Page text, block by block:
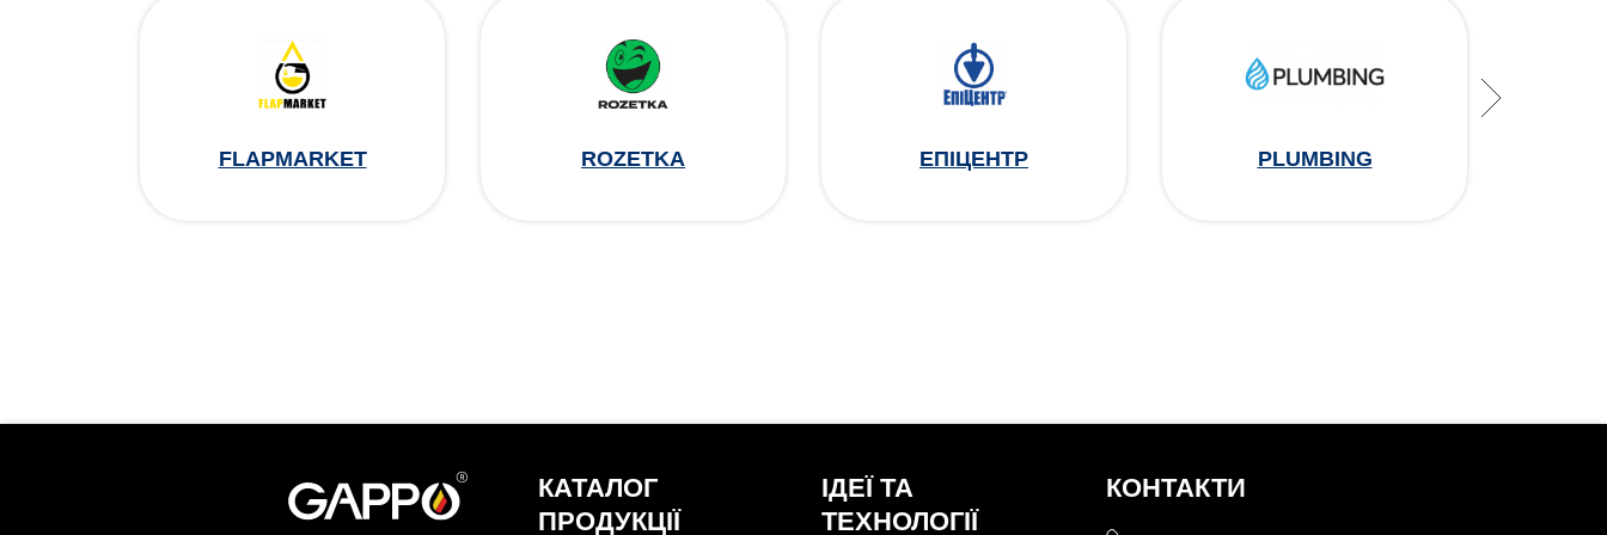
FLAPMARKET ROZETKA ЕПІЦЕНТР PLUMBING
КАТАЛОГ
ПРОДУКЦІЇ
ІДЕЇ ТА
ТЕХНОЛОГІЇ
КОНТАКТИ